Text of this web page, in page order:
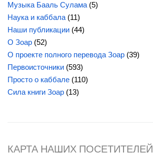
Музыка Бааль Сулама (5)
Наука и каббала (11)
Наши публикации (44)
О Зоар (52)
О проекте полного перевода Зоар (39)
Первоисточники (593)
Просто о каббале (110)
Сила книги Зоар (13)
КАРТА НАШИХ ПОСЕТИТЕЛЕЙ